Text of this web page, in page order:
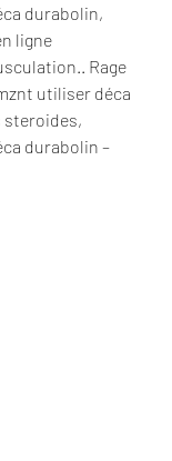
durabolin,
ligne
Rage
utiliser déca
steroides,
durabolin –